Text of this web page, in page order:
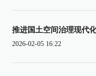
推进国土空间治理现代
2026-02-05 16:22